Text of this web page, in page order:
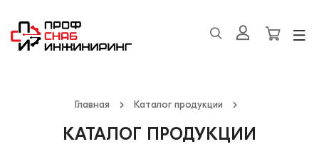
Главная Каталог продукции
КАТАЛОГ ПРОДУКЦИИ